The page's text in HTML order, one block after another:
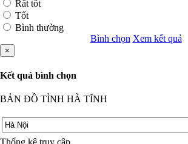
Rất tốt
Tốt
Bình thường
Bình chọn Xem kết quả
×
Kết quả bình chọn
BẢN ĐỒ TỈNH HÀ TĨNH
Thống kê truy cập